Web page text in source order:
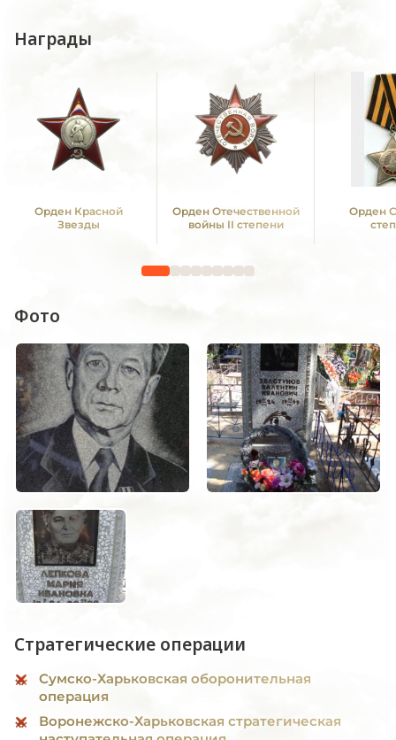
Награды
Орден Красной
Звезды
Орден Отечественной
войны II степени
Орден
Фото
Стратегические операции
Сумско-Харьковская оборонительная
операция
Воронежско-Харьковская стратегическая